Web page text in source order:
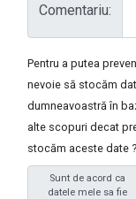
Comentariu:
Pentru a putea
nevoie să stocăm
dumneavoastră în
alte scopuri decat
stocăm aceste date ?
Sunt de acord ca
datele mele sa fie